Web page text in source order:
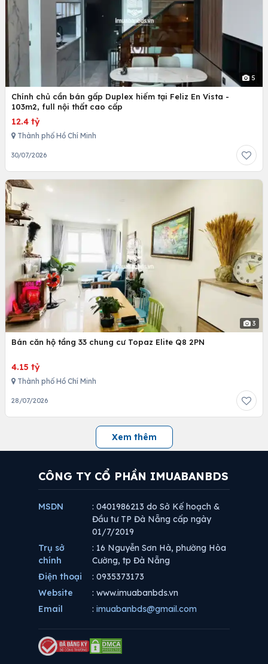
5
Chính chủ cần bán gấp Duplex hiếm tại Feliz En Vista -
103m2, full nội thất cao cấp
12.4 tỷ
Thành phố Hồ Chí Minh
30/07/2026
3
Bán căn hộ tầng 33 chung cư Topaz Elite Q8 2PN
4.15 tỷ
Thành phố Hồ Chí Minh
28/07/2026
Xem thêm
CÔNG TY CỔ PHẦN IMUABANBDS
MSDN
: 0401986213 do Sở Kế hoạch &
Đầu tư TP Đà Nẵng cấp ngày
01/7/2019
Trụ sở
chính
: 16 Nguyễn Sơn Hà, phường Hòa
Cường, tp Đà Nẵng
Điện thoại
: 0935373173
Website
: www.imuabanbds.vn
Email
: imuabanbds@gmail.com